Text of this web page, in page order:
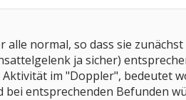
normal, so dass sie
ja sicher)
im "Doppler", bedeutet
bei entsprechenden Befunden